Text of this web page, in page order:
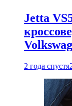
Jetta
2 года спустя